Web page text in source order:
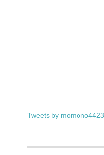
Tweets by momono4423